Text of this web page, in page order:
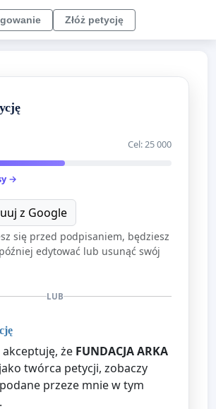
Złóż petycję
Cel: 25 000
→
z Google
się przed podpisaniem, będziesz
edytować lub usunąć swój
LUB
że FUNDACJA ARKA
twórca petycji, zobaczy
przeze mnie w tym